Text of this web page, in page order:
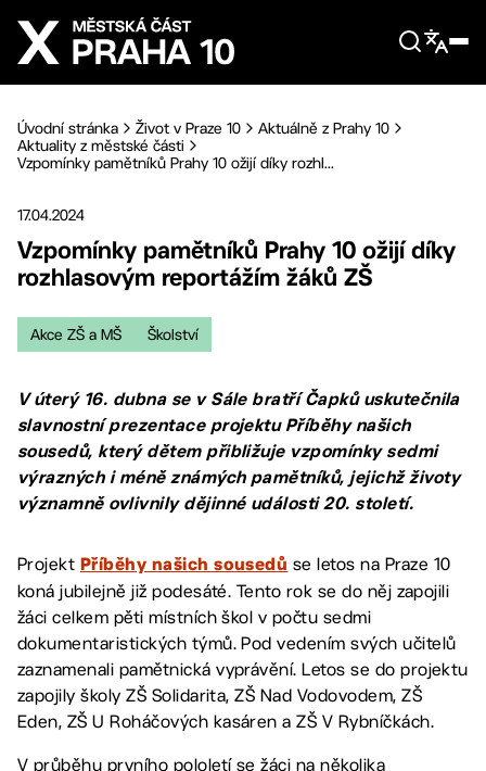
Přejít na hlavní obsah
Úvodní stránka Život v Praze 10
Aktuálně z Prahy 10
Aktuality z městské části
Vzpomínky pamětníků Prahy 10 ožijí díky rozhl...
17.04.2024
Vzpomínky pamětníků Prahy 10 ožijí díky
rozhlasovým reportážím žáků ZŠ
Akce ZŠ a MŠ Školství
V úterý 16. dubna se v Sále bratří Čapků uskutečnila
slavnostní prezentace projektu Příběhy našich
sousedů, který dětem přibližuje vzpomínky sedmi
výrazných i méně známých pamětníků, jejichž životy
významně ovlivnily dějinné události 20. století.
Projekt Příběhy našich sousedů se letos na Praze 10
koná jubilejně již podesáté. Tento rok se do něj zapojili
žáci celkem pěti místních škol v počtu sedmi
dokumentaristických týmů. Pod vedením svých učitelů
zaznamenali pamětnická vyprávění. Letos se do projektu
zapojily školy ZŠ Solidarita, ZŠ Nad Vodovodem, ZŠ
Eden, ZŠ U Roháčových kasáren a ZŠ V Rybníčkách.
V průběhu prvního pololetí se žáci na několika